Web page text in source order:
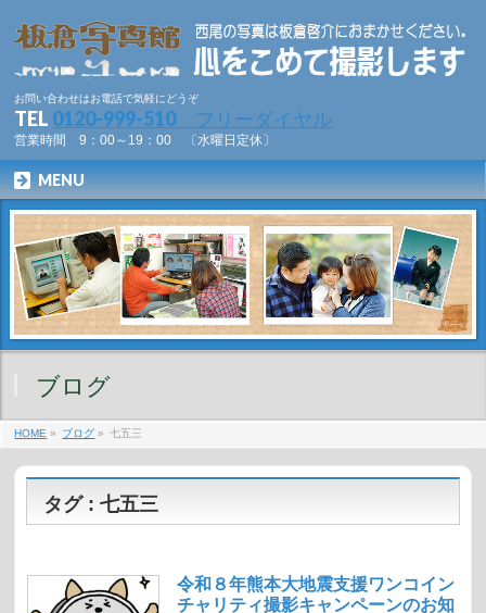
お問い合わせはお電話で気軽にどうぞ
TEL 0120-999-510 フリーダイヤル
営業時間 9：00～19：00 〔水曜日定休〕
MENU
ブログ
HOME » ブログ » 七五三
タグ : 七五三
令和８年熊本大地震支援ワンコイン
チャリティ撮影キャンペーンのお知